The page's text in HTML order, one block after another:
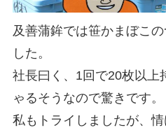
及善蒲鉾では笹かまぼこ
した。
社長曰く、1回で20枚以上
ゃるそうなので驚きです。
私もトライしましたが、